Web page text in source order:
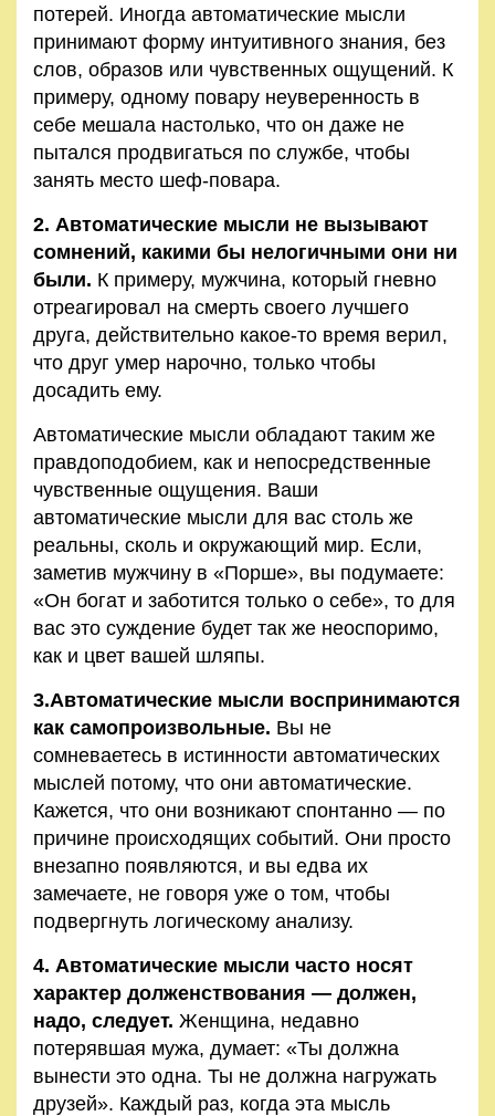
потерей. Иногда автоматические мысли
принимают форму интуитивного знания, без
слов, образов или чувственных ощущений. К
примеру, одному повару неуверенность в
себе мешала настолько, что он даже не
пытался продвигаться по службе, чтобы
занять место шеф-повара.
2. Автоматические мысли не вызывают
сомнений, какими бы нелогичными они ни
были. К примеру, мужчина, который гневно
отреагировал на смерть своего лучшего
друга, действительно какое-то время верил,
что друг умер нарочно, только чтобы
досадить ему.
Автоматические мысли обладают таким же
правдоподобием, как и непосредственные
чувственные ощущения. Ваши
автоматические мысли для вас столь же
реальны, сколь и окружающий мир. Если,
заметив мужчину в «Порше», вы подумаете:
«Он богат и заботится только о себе», то для
вас это суждение будет так же неоспоримо,
как и цвет вашей шляпы.
3.Автоматические мысли воспринимаются
как самопроизвольные. Вы не
сомневаетесь в истинности автоматических
мыслей потому, что они автоматические.
Кажется, что они возникают спонтанно — по
причине происходящих событий. Они просто
внезапно появляются, и вы едва их
замечаете, не говоря уже о том, чтобы
подвергнуть логическому анализу.
4. Автоматические мысли часто носят
характер долженствования — должен,
надо, следует. Женщина, недавно
потерявшая мужа, думает: «Ты должна
вынести это одна. Ты не должна нагружать
друзей». Каждый раз, когда эта мысль